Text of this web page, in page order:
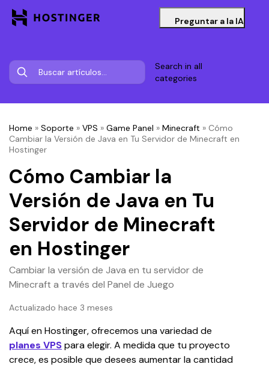
Preguntar a la IA
Search in all
categories
Home » Soporte » VPS » Game Panel » Minecraft » Cómo
Cambiar la Versión de Java en Tu Servidor de Minecraft en
Hostinger
Cómo Cambiar la
Versión de Java en Tu
Servidor de Minecraft
en Hostinger
Cambiar la versión de Java en tu servidor de
Minecraft a través del Panel de Juego
Actualizado hace 3 meses
Aquí en Hostinger, ofrecemos una variedad de
planes VPS para elegir. A medida que tu proyecto
crece, es posible que desees aumentar la cantidad